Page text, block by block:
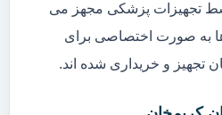
تجهیزات پزشکی مجهز می
به صورت اختصاصی برای
تجهیز و خریداری شده اند.